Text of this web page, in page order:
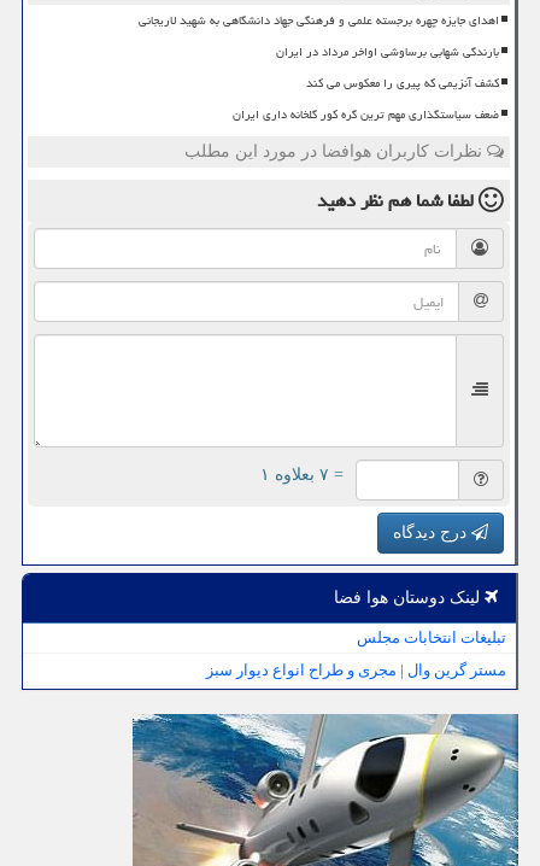
اهدای جایزه چهره برجسته علمی و فرهنگی جهاد دانشگاهی به شهید لاریجانی
بارندگی شهابی برساوشی اواخر مرداد در ایران
کشف آنزیمی که پیری را معکوس می کند
ضعف سیاستگذاری مهم ترین گره کور گلخانه داری ایران
نظرات کاربران هوافضا در مورد این مطلب
لطفا شما همنظر دهید
= ۷ بعلاوه ۱
درج دیدگاه
لینک دوستان هوا فضا
تبلیغات انتخابات مجلس
مستر گرین وال | مجری و طراح انواع دیوار سبز